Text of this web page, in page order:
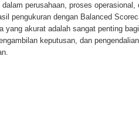
perusahaan, proses operasional,
pengukuran dengan Balanced
yang akurat adalah sangat penting
keputusan, dan